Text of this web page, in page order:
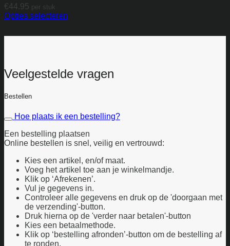
€44.95 per stuk
Opties selecteren
Veelgestelde vragen
Bestellen
Hoe plaats ik een bestelling?
Een bestelling plaatsen
Online bestellen is snel, veilig en vertrouwd:
Kies een artikel, en/of maat.
Voeg het artikel toe aan je winkelmandje.
Klik op ‘Afrekenen’.
Vul je gegevens in.
Controleer alle gegevens en druk op de 'doorgaan met
de verzending'-button.
Druk hierna op de 'verder naar betalen'-button
Kies een betaalmethode.
Klik op ‘bestelling afronden’-button om de bestelling af
te ronden.